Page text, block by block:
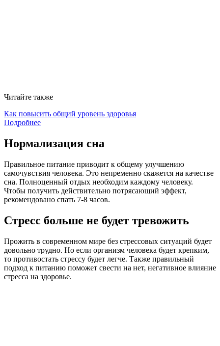
Читайте также
Как повысить общий уровень здоровья
Подробнее
Нормализация сна
Правильное питание приводит к общему улучшению
самочувствия человека. Это непременно скажется на качестве
сна. Полноценный отдых необходим каждому человеку.
Чтобы получить действительно потрясающий эффект,
рекомендовано спать 7-8 часов.
Стресс больше не будет тревожить
Прожить в современном мире без стрессовых ситуаций будет
довольно трудно. Но если организм человека будет крепким,
то противостать стрессу будет легче. Также правильный
подход к питанию поможет свести на нет, негативное влияние
стресса на здоровье.